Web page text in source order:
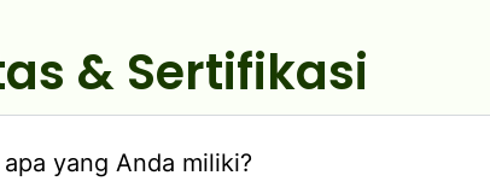
& Sertifikasi
yang Anda miliki?